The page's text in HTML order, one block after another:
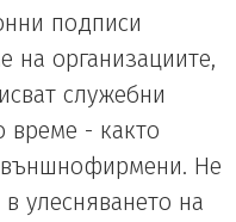
подписи
на организациите,
служебни
време - както
Не
улесняването на